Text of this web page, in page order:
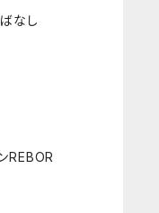
なし
REBOR